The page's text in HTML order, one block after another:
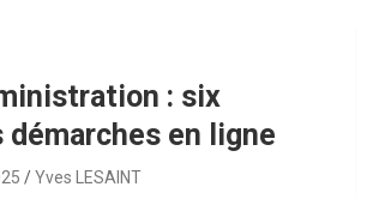
: six
démarches en ligne
Yves LESAINT